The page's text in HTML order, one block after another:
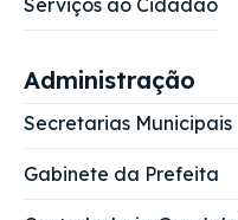
Administração
Secretarias Municipais
Gabinete da Prefeita